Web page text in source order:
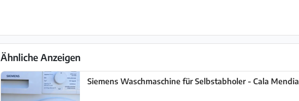
Ähnliche Anzeigen
Siemens Waschmaschine für Selbstabholer - Cala Mendia